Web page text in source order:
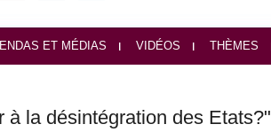
ET MÉDIAS VIDÉOS THÈMES
à la désintégration des Etats?"